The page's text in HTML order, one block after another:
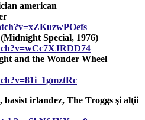
american
Special, 1976)
and the Wonder Wheel
irlandez, The Troggs şi alţii